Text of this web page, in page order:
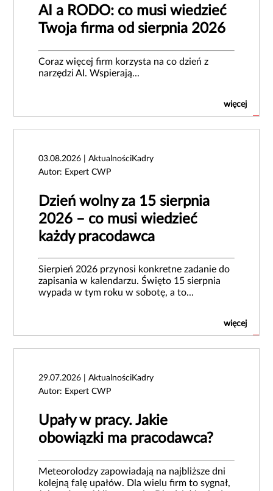
AI a RODO: co musi wiedzieć
Twoja firma od sierpnia 2026
Coraz więcej firm korzysta na co dzień z
narzędzi AI. Wspierają...
więcej
03.08.2026 | AktualnościKadry
Autor: Expert CWP
Dzień wolny za 15 sierpnia
2026 – co musi wiedzieć
każdy pracodawca
Sierpień 2026 przynosi konkretne zadanie do
zapisania w kalendarzu. Święto 15 sierpnia
wypada w tym roku w sobotę, a to...
więcej
29.07.2026 | AktualnościKadry
Autor: Expert CWP
Upały w pracy. Jakie
obowiązki ma pracodawca?
Meteorolodzy zapowiadają na najbliższe dni
kolejną falę upałów. Dla wielu firm to sygnał,